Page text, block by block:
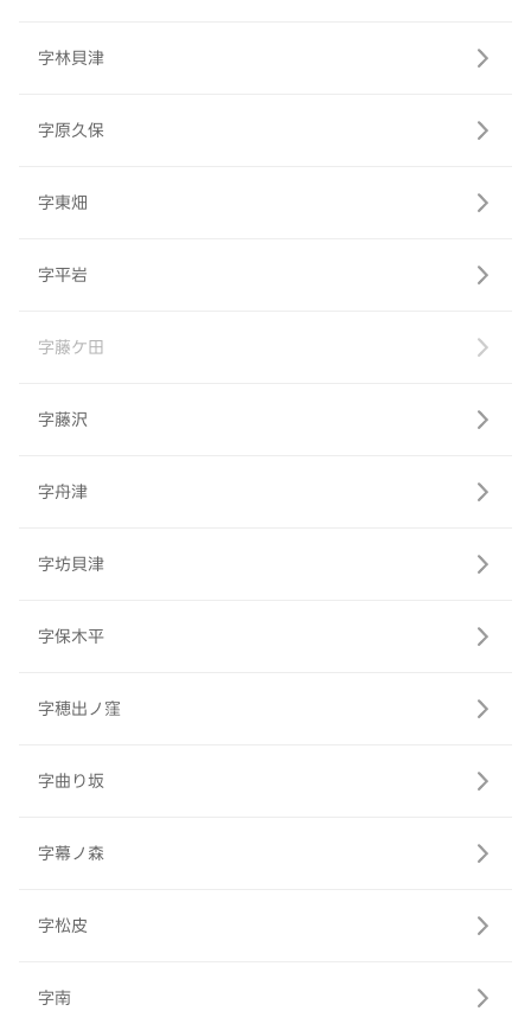
字林貝津
字原久保
字東畑
字平岩
字藤ケ田
字藤沢
字舟津
字坊貝津
字保木平
字穂出ノ窪
字曲り坂
字幕ノ森
字松皮
字南